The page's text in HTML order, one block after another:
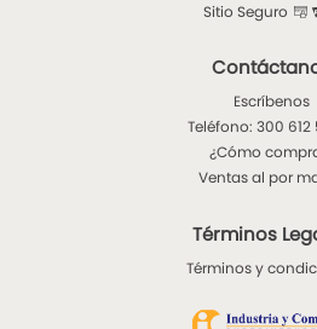
Sitio Seguro
Escríbenos
Teléfono: 300 612
¿Cómo
Ventas al por
Términos
Términos y